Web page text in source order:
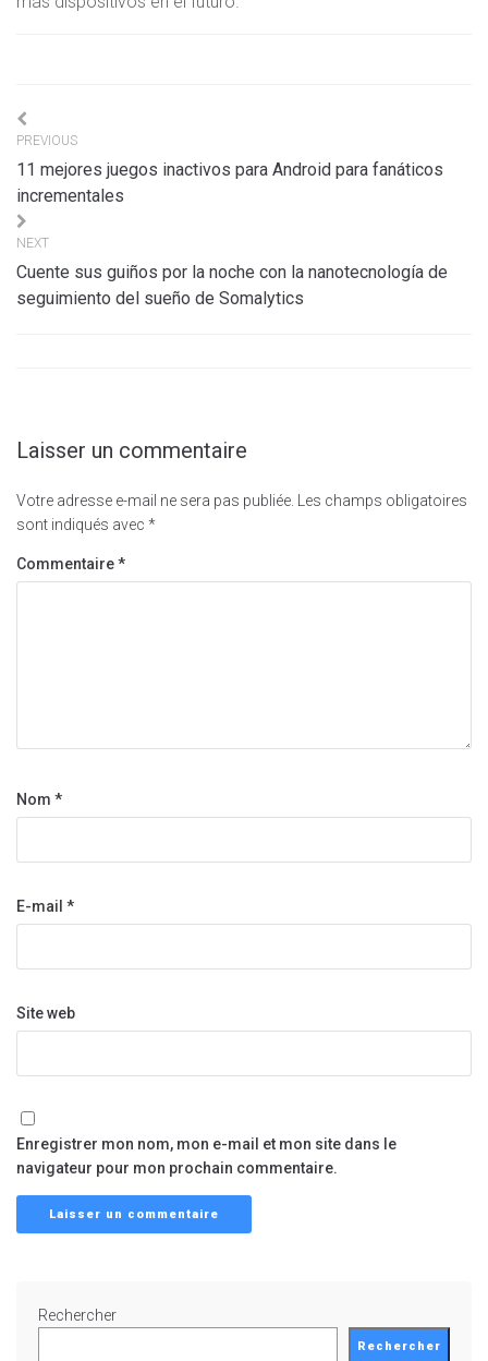
Navigation
de
l’article
PREVIOUS
11 mejores juegos inactivos para Android para fanáticos
incrementales
NEXT
Cuente sus guiños por la noche con la nanotecnología de
seguimiento del sueño de Somalytics
Laisser un commentaire
Votre adresse e-mail ne sera pas publiée.
Les champs obligatoires
sont indiqués avec *
Commentaire*
Nom *
E-mail *
Site web
Enregistrer mon nom, mon e-mail et mon site dans le
navigateur pour mon prochain commentaire.
Rechercher
Rechercher